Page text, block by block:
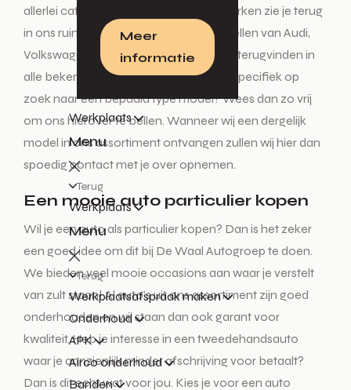
Meer
informatie
Werkplaats
Menu
Terug
Werkplaats
Menu
Terug
Werkplaatsafspraak maken
Onderhoud
APK
Airco onderhoud
Banden
allerlei categorieën. Alle vertrouwde merken zie je terug
in ons ruime aanbod. De mooiste modellen van Audi,
Volkswagen, Škoda en SEAT kun je hier terugvinden in
alle bekende uitvoeringen. Ben je heel specifiek op
zoek naar een bepaald type model? Wees dan zo vrij
om ons hierover te bellen. Wanneer wij een dergelijk
model in ons assortiment ontvangen zullen wij hier dan
spoedig contact met je over opnemen.
Een mooie auto particulier kopen
Wil je een auto als particulier kopen? Dan is het zeker
een goed idee om dit bij De Waal Autogroep te doen.
We bieden veel mooie occasions aan waar je verstelt
van zult staan! Al auto’s uit ons assortiment zijn goed
onderhouden en wij staan dan ook garant voor
kwaliteit. Heb je interesse in een tweedehandsauto
waar je aanzienlijk minder afschrijving voor betaalt?
Dan is dit echt wat voor jou. Kies je voor een auto